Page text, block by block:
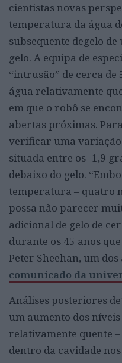
cientistas novas
temperatura da água
subsequente degelo
gelo. A equipa de
“intrusão” de cerca de
água relativamente
em que o robô se
abertas próximas.
verificar uma
situada entre os -1,9
debaixo do gelo.
temperatura – quatro
possa não parecer
adicional de gelo de
durante os 45 anos
Peter Sheehan, um
comunicado da
Análises posteriores
um aumento dos
relativamente quente
dentro da cavidade